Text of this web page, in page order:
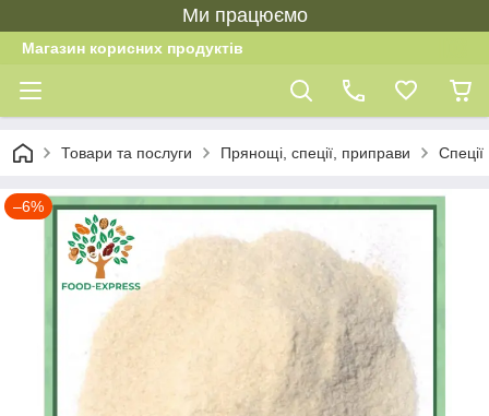
Ми працюємо
Магазин корисних продуктів
Товари та послуги Прянощі, спеції, приправи Спеції
–6%